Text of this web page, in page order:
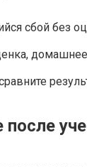
сбой без